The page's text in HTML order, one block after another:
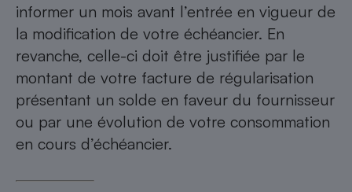
informer un mois avant l’entrée en vigueur de
la modification de votre échéancier. En
revanche, celle-ci doit être justifiée par le
montant de votre facture de régularisation
présentant un solde en faveur du fournisseur
ou par une évolution de votre consommation
en cours d’échéancier.